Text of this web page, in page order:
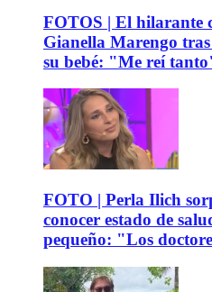
FOTOS | El hilarante
Gianella Marengo
su bebé: "Me reí
FOTO | Perla Ilich
conocer estado de
pequeño: "Los